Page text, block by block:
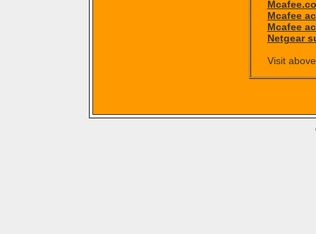
Mcafee
Mcafee
Netgear
Visit